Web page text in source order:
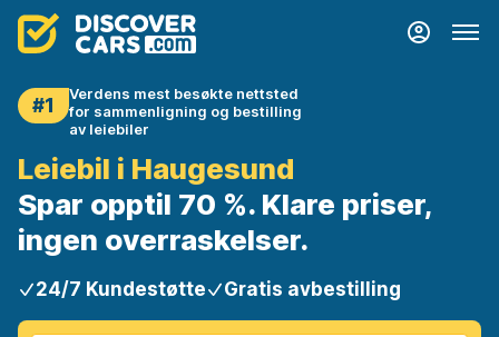
#1
Verdens mest besøkte nettsted
for sammenligning og bestilling
av leiebiler
Leiebil i Haugesund
Spar opptil 70 %. Klare priser,
ingen overraskelser.
24/7 Kundestøtte Gratis avbestilling